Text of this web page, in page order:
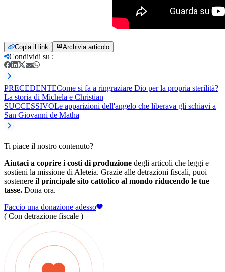
Copia il link Archivia articolo
Condividi su :
PRECEDENTECome si fa a ringraziare Dio per la propria sterilità?
La storia di Michela e Christian
SUCCESSIVOLe apparizioni dell'angelo che liberava gli schiavi a
San Giovanni de Matha
Ti piace il nostro contenuto?
Aiutaci a coprire i costi di produzione degli articoli che leggi e
sostieni la missione di Aleteia. Grazie alle detrazioni fiscali, puoi
sostenere il principale sito cattolico al mondo riducendo le tue
tasse. Dona ora.
Faccio una donazione adesso
( Con detrazione fiscale )